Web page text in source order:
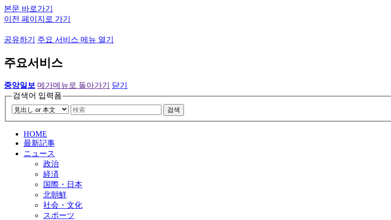
본문 바로가기
이전 페이지로 가기
공유하기 주요 서비스 메뉴 열기
주요서비스
중앙일보 메가메뉴로 돌아가기
닫기
검색어 입력폼
검색
HOME
最新記事
ニュース
政治
経済
国際・日本
北朝鮮
社会・文化
スポーツ